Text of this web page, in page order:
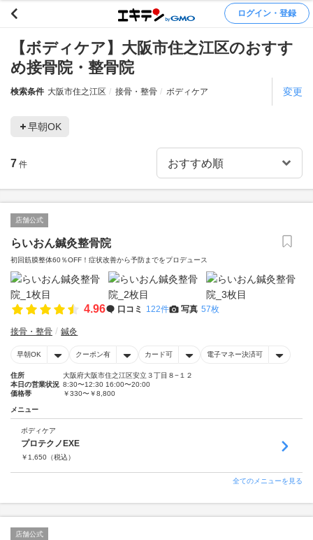
ログイン・登録
【ボディケア】大阪市住之江区のおすす
め接骨院・整骨院
検索条件 大阪市住之江区 接骨・整骨 ボディケア 変更
早朝OK
7 件
店舗公式
らいおん鍼灸整骨院
初回筋膜整体60％OFF！症状改善から予防までをプロデュース
4.96 口コミ 122件 写真 57枚
接骨・整骨 鍼灸
早朝OK クーポン有 カード可 電子マネー決済可
住所
大阪府大阪市住之江区安立３丁目８−１２
本日の営業状況 8:30〜12:30 16:00〜20:00
価格帯
￥330〜￥8,800
メニュー
ボディケア
プロテクノEXE
￥ 1,650 （税込）
全てのメニューを見る
店舗公式